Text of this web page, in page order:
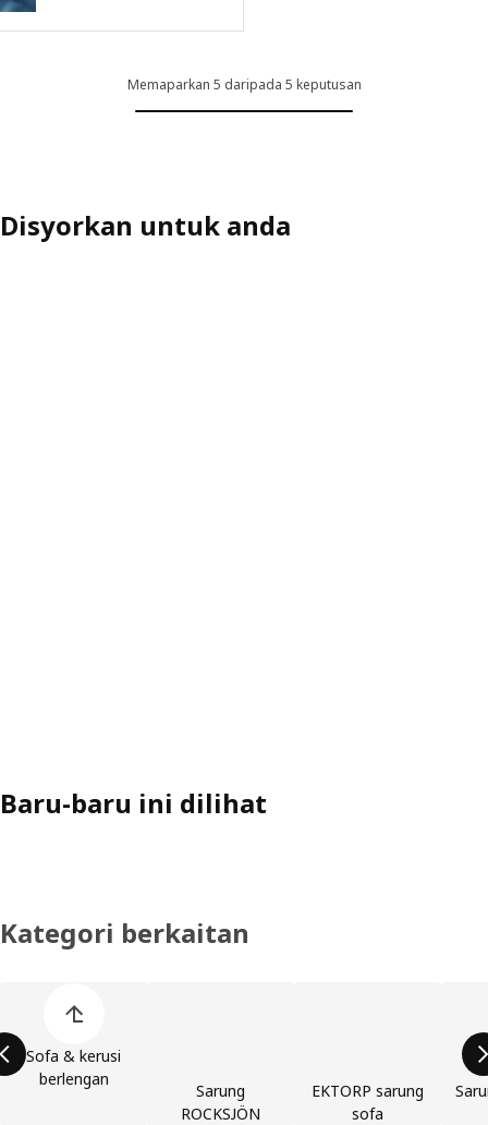
KIVIK, Sarung sofa katil 1 tempat duduk, Kelinge kelabu-biru
Memaparkan 5 daripada 5 keputusan
Disyorkan untuk anda
Baru-baru ini dilihat
Kategori berkaitan
Sofa & kerusi
berlengan
Sarung
ROCKSJÖN
EKTORP sarung
sofa